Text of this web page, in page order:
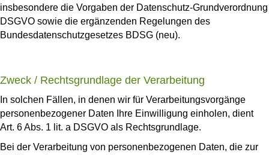
insbesondere die Vorgaben der Datenschutz-Grundverordnung
DSGVO sowie die ergänzenden Regelungen des
Bundesdatenschutzgesetzes BDSG (neu).
Zweck / Rechtsgrundlage der Verarbeitung
In solchen Fällen, in denen wir für Verarbeitungsvorgänge
personenbezogener Daten Ihre Einwilligung einholen, dient
Art. 6 Abs. 1 lit. a DSGVO als Rechtsgrundlage.
Bei der Verarbeitung von personenbezogenen Daten, die zur